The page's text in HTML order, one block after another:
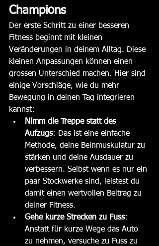
Champions
Der erste Schritt zu einer besseren
Fitness beginnt mit kleinen
Veränderungen in deinem Alltag. Diese
kleinen Anpassungen können einen
grossen Unterschied machen. Hier sind
einige Vorschläge, wie du mehr
Bewegung in deinen Tag integrieren
kannst:
Nimm die Treppe statt des
Aufzugs: Das ist eine einfache
Methode, deine Beinmuskulatur zu
stärken und deine Ausdauer zu
verbessern. Selbst wenn es nur ein
paar Stockwerke sind, leistest du
damit einen wertvollen Beitrag zu
deiner Fitness.
Gehe kurze Strecken zu Fuss:
Anstatt für kurze Wege das Auto
zu nehmen, versuche zu Fuss zu